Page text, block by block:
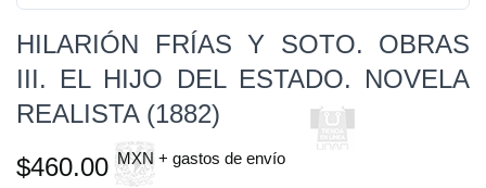
HILARIÓN FRÍAS Y SOTO. OBRAS
III. EL HIJO DEL ESTADO. NOVELA
REALISTA (1882)
$460.00 MXN + gastos de envío